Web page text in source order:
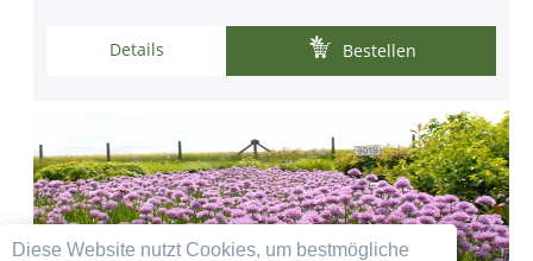
Diese Website nutzt Cookies, um bestmögliche
Details Bestellen